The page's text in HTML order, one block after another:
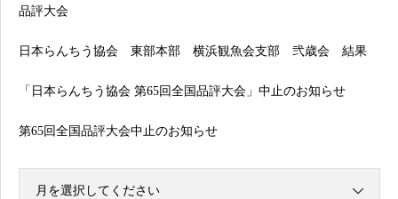
品評大会
日本らんちう協会 東部本部 横浜観魚会支部 弐歳会 結果
「日本らんちう協会 第65回全国品評大会」中止のお知らせ
第65回全国品評大会中止のお知らせ
月を選択してください